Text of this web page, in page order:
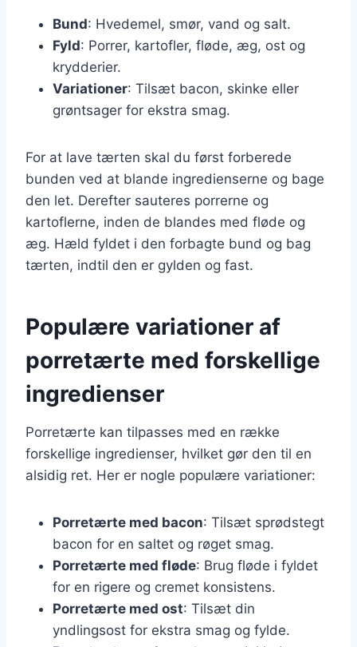
Bund: Hvedemel, smør, vand og salt.
Fyld: Porrer, kartofler, fløde, æg, ost og
krydderier.
Variationer: Tilsæt bacon, skinke eller
grøntsager for ekstra smag.
For at lave tærten skal du først forberede
bunden ved at blande ingredienserne og bage
den let. Derefter sauteres porrerne og
kartoflerne, inden de blandes med fløde og
æg. Hæld fyldet i den forbagte bund og bag
tærten, indtil den er gylden og fast.
Populære variationer af
porretærte med forskellige
ingredienser
Porretærte kan tilpasses med en række
forskellige ingredienser, hvilket gør den til en
alsidig ret. Her er nogle populære variationer:
Porretærte med bacon: Tilsæt sprødstegt
bacon for en saltet og røget smag.
Porretærte med fløde: Brug fløde i fyldet
for en rigere og cremet konsistens.
Porretærte med ost: Tilsæt din
yndlingsost for ekstra smag og fylde.